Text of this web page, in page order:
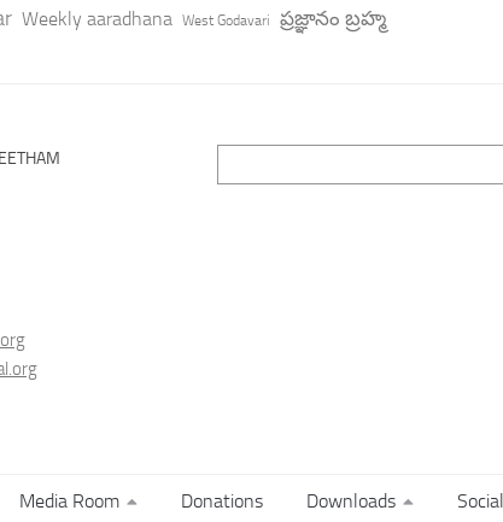
Weekly aaradhana West Godavari ప్రజ్ఞానం బ్రహ్మ
Media Room Donations Downloads